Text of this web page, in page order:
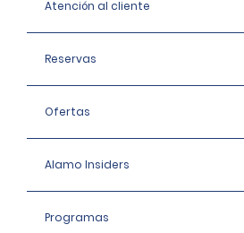
Atención al cliente
Reservas
Ofertas
Alamo Insiders
Programas